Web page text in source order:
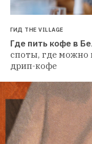
ГИД THE VILLAGE
Где пить кофе в
споты, где можно
дрип-кофе